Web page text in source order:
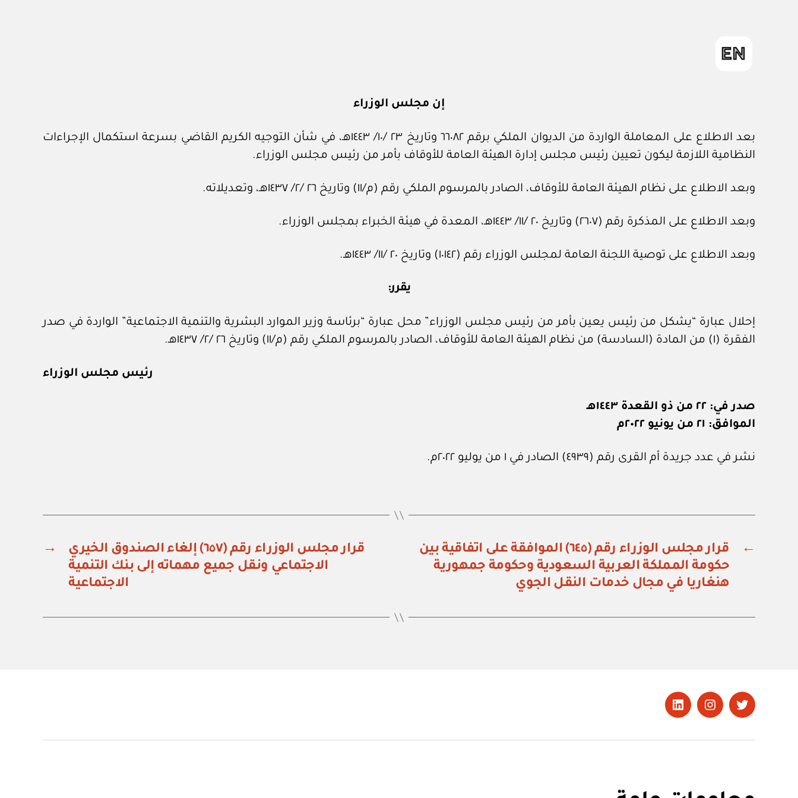
إن مجلس الوزراء
بعد الاطلاع على المعاملة الواردة من الديوان الملكي برقم ٦٦٠٨٢ وتاريخ ٢٣ /١٠/ ١٤٤٣هـ، في شأن التوجيه الكريم القاضي بسرعة استكمال الإجراءات
النظامية اللازمة ليكون تعيين رئيس مجلس إدارة الهيئة العامة للأوقاف بأمر من رئيس مجلس الوزراء.
وبعد الاطلاع على نظام الهيئة العامة للأوقاف، الصادر بالمرسوم الملكي رقم (م/١١) وتاريخ ٢٦ /٢/ ١٤٣٧هـ، وتعديلاته.
وبعد الاطلاع على المذكرة رقم (٢٦٠٧) وتاريخ ٢٠ /١١/ ١٤٤٣هـ، المعدة في هيئة الخبراء بمجلس الوزراء.
وبعد الاطلاع على توصية اللجنة العامة لمجلس الوزراء رقم (١٠١٤٢) وتاريخ ٢٠ /١١/ ١٤٤٣هـ.
يقرر:
إحلال عبارة “يشكل من رئيس يعين بأمر من رئيس مجلس الوزراء” محل عبارة “برئاسة وزير الموارد البشرية والتنمية الاجتماعية” الواردة في صدر
الفقرة (١) من المادة (السادسة) من نظام الهيئة العامة للأوقاف، الصادر بالمرسوم الملكي رقم (م/١١) وتاريخ ٢٦ /٢/ ١٤٣٧هـ.
رئيس مجلس الوزراء
صدر في: ٢٢ من ذو القعدة ١٤٤٣هـ
الموافق: ٢١ من يونيو ٢٠٢٢م
نشر في عدد جريدة أم القرى رقم (٤٩٣٩) الصادر في ١ من يوليو ٢٠٢٢م.
←
قرار مجلس الوزراء رقم (٦٤٥) الموافقة على اتفاقية بين
حكومة المملكة العربية السعودية وحكومة جمهورية
هنغاريا في مجال خدمات النقل الجوي
→
قرار مجلس الوزراء رقم (٦٥٧) إلغاء الصندوق الخيري
الاجتماعي ونقل جميع مهماته إلى بنك التنمية
الاجتماعية
تويتر Instagram
LinkedIn